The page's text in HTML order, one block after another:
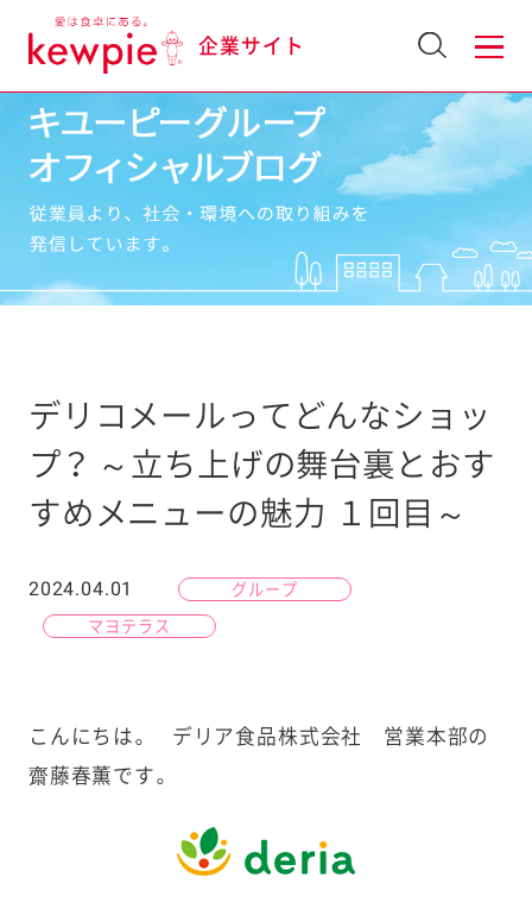
企業サイト
デリコメールってどんなショッ
プ？ ～立ち上げの舞台裏とおす
すめメニューの魅力 １回目～
2024.04.01 グループ
マヨテラス
こんにちは。 デリア食品株式会社 営業本部の
齋藤春薫です。